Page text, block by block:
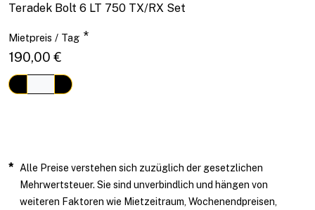
Teradek Bolt 6 LT 750 TX/RX Set
Mietpreis / Tag *
190,00 €
* Alle Preise verstehen sich zuzüglich der gesetzlichen
Mehrwertsteuer. Sie sind unverbindlich und hängen von
weiteren Faktoren wie Mietzeitraum, Wochenendpreisen,